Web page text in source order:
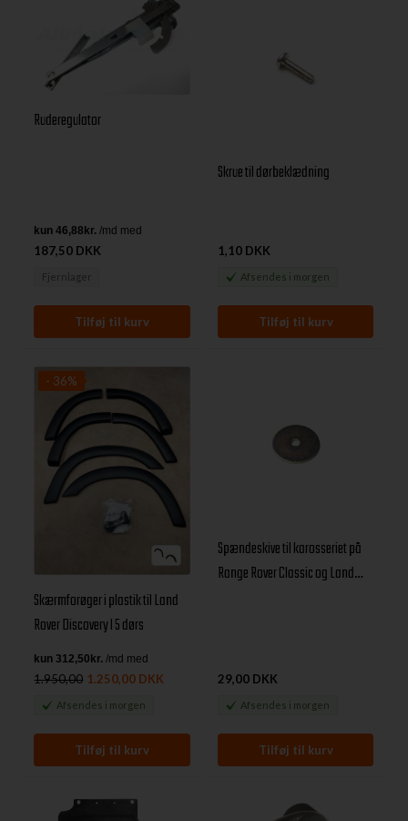
Ruderegulator
187,50 DKK
Fjernlager
Skrue til dørbeklædning
1,10 DKK
Afsendes i morgen
- 36%
Skærmforøger i plastik til Land
Rover Discovery I 5 dørs
1.950,00 1.250,00 DKK
Afsendes i morgen
Spændeskive til karosseriet på
Range Rover Classic og Land
29,00 DKK
Afsendes i morgen